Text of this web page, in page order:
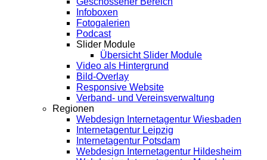
Infoboxen
Fotogalerien
Podcast
Slider Module
Übersicht Slider Module
Video als Hintergrund
Bild-Overlay
Responsive Website
Verband- und Vereinsverwaltung
Regionen
Webdesign Internetagentur Wiesbaden
Internetagentur Leipzig
Internetagentur Potsdam
Webdesign Internetagentur Hildesheim